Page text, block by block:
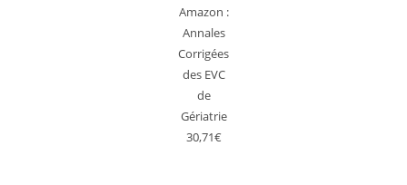
Amazon :
Annales
Corrigées
des EVC
de
Gériatrie
30,71€